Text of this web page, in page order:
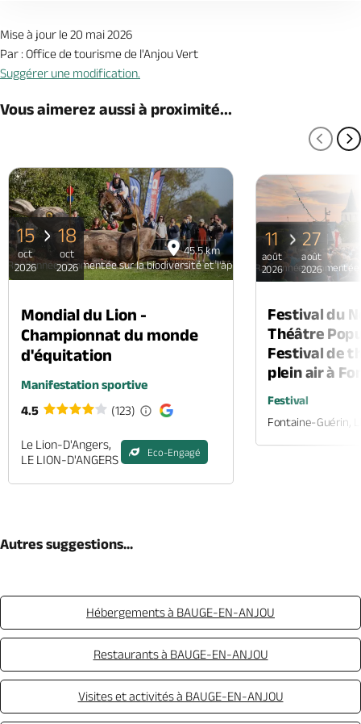
Mise à jour le 20 mai 2026
Par : Office de tourisme de l'Anjou Vert
Suggérer une modification.
Vous aimerez aussi à proximité...
45.5 km
Randonnée commentée sur la biodiversité et l'apiculture à St Martin d'Arcé
15
oct
2026
18
oct
2026
Mondial du Lion -
Championnat du monde
d'équitation
Manifestation sportive
4.5
(123)
Le Lion-D'Angers,
LE LION-D'ANGERS
Eco-Engagé
Randonnée
11
août
2026
27
août
2026
Festival du
Théâtre
Festival de
plein air à
Festival
Fontaine-Guérin,
Autres suggestions...
Hébergements à BAUGE-EN-ANJOU
Restaurants à BAUGE-EN-ANJOU
Visites et activités à BAUGE-EN-ANJOU